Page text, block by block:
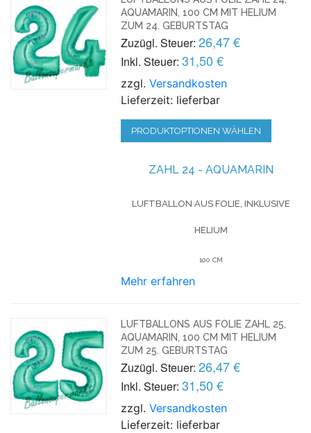
AQUAMARIN, 100 CM MIT HELIUM
ZUM 24. GEBURTSTAG
Zuzügl. Steuer: 26,47 €
Inkl. Steuer: 31,50 €
zzgl.Versandkosten
Lieferzeit: lieferbar
PRODUKTOPTIONEN WÄHLEN
ZAHL 24 - AQUAMARIN
LUFTBALLON AUS FOLIE, INKLUSIVE
HELIUM
100 CM
Mehr erfahren
LUFTBALLONS AUS FOLIE ZAHL 25,
AQUAMARIN, 100 CM MIT HELIUM
ZUM 25. GEBURTSTAG
Zuzügl. Steuer: 26,47 €
Inkl. Steuer: 31,50 €
zzgl.Versandkosten
Lieferzeit: lieferbar